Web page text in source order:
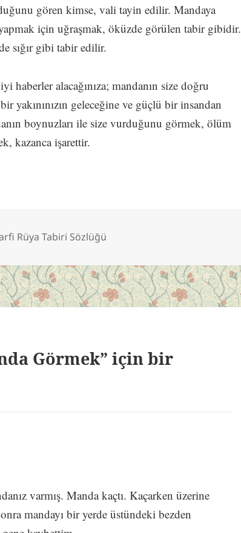
gören kimse, vali tayin edilir. Mandaya
için uğraşmak, öküzde görülen tabir gibidir.
sığır gibi tabir edilir.
haberler alacağınıza; mandanın size doğru
yakınınızın geleceğine ve güçlü bir insandan
boynuzları ile size vurduğunu görmek, ölüm
kazanca işarettir.
Rüya Tabiri Sözlüğü
Görmek” için bir
varmış. Manda kaçtı. Kaçarken üzerine
mandayı bir yerde üstündeki bezden